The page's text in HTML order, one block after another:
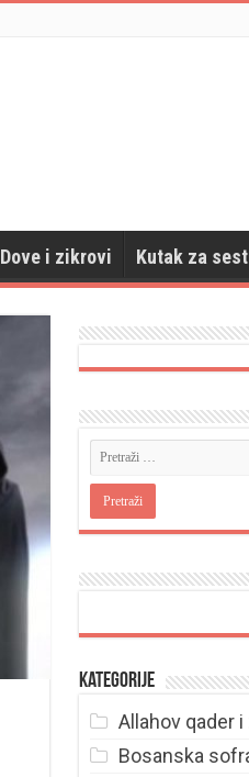
Dove i zikrovi Kutak za
Kategorije
Allahov qader
Bosanska